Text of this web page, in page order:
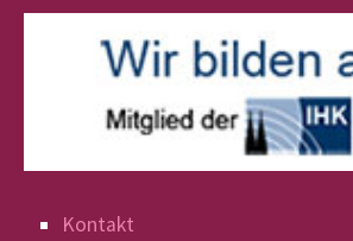
Kontakt